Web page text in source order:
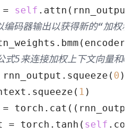
self
码器输出以获得新的“加权
5来连接加权上下文向量和
0 )
1 )
torch.tanh( self